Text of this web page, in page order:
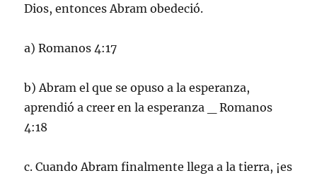
Dios, entonces Abram obedeció.
a) Romanos 4:17
b) Abram el que se opuso a la esperanza,
aprendió a creer en la esperanza _ Romanos
4:18
c. Cuando Abram finalmente llega a la tierra, ¡es